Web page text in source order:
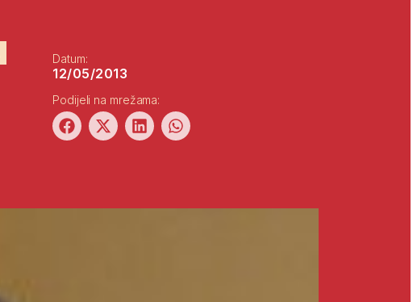
Datum:
12/05/2013
Podijeli na mrežama: